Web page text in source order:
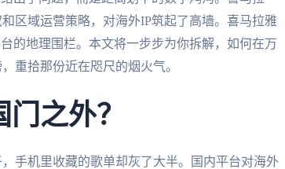
区域运营策略，对海外IP筑起了高墙。喜马拉雅
的地理围栏。本文将一步步为你拆解，如何在万
重拾那份近在咫尺的烟火气。
之外？
手机里收藏的歌单却灰了大半。国内平台对海外